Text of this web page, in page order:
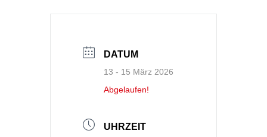
DATUM
13 - 15 März 2026
Abgelaufen!
UHRZEIT